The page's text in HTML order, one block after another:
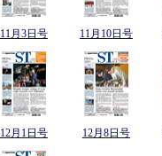
11月3日号 11月10日号
12月1日号 12月8日号